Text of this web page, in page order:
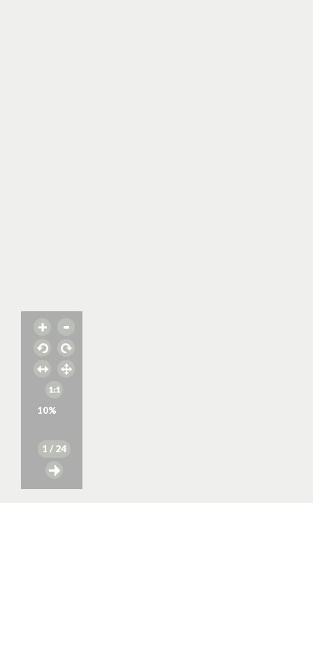
10%
1 / 24